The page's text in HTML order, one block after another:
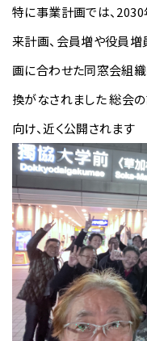
特に事業計画では、
来計画、会員増や役員増
画に合わせた同窓会組
換がなされました 総会
向け、近く公開されます